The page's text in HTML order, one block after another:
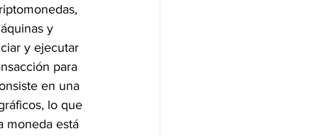
y
y ejecutar
para
en una
lo que
moneda está